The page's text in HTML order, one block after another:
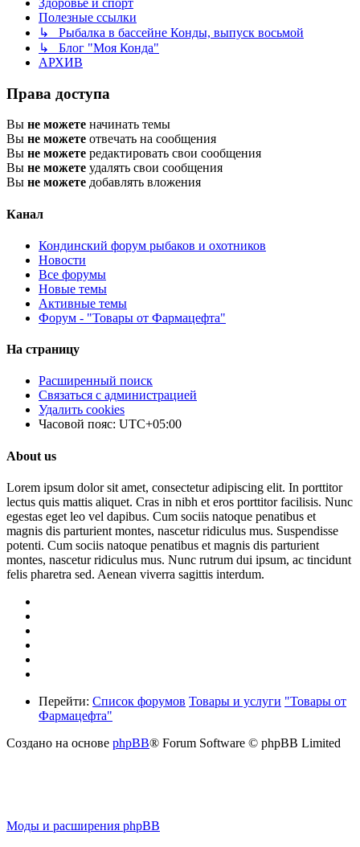
Полезные ссылки
↳ Рыбалка в бассейне Конды, выпуск восьмой
↳ Блог "Моя Конда"
АРХИВ
Права доступа
Вы не можете начинать темы
Вы не можете отвечать на сообщения
Вы не можете редактировать свои сообщения
Вы не можете удалять свои сообщения
Вы не можете добавлять вложения
Канал
Кондинский форум рыбаков и охотников
Новости
Все форумы
Новые темы
Активные темы
Форум - "Товары от Фармацефта"
На страницу
Расширенный поиск
Связаться с администрацией
Удалить cookies
Часовой пояс: UTC+05:00
About us
Lorem ipsum dolor sit amet, consectetur adipiscing elit. In porttitor
lectus quis mattis aliquet. Cras in nibh et eros porttitor facilisis. Nunc
egestas eget leo vel dapibus. Cum sociis natoque penatibus et
magnis dis parturient montes, nascetur ridiculus mus. Suspendisse
potenti. Cum sociis natoque penatibus et magnis dis parturient
montes, nascetur ridiculus mus. Nunc rutrum dui ipsum, ac tincidunt
felis pharetra sed. Aenean viverra sagittis interdum.
Перейти: Список форумов Товары и услуги "Товары от
Фармацефта"
Создано на основе phpBB® Forum Software © phpBB Limited
Моды и расширения phpBB